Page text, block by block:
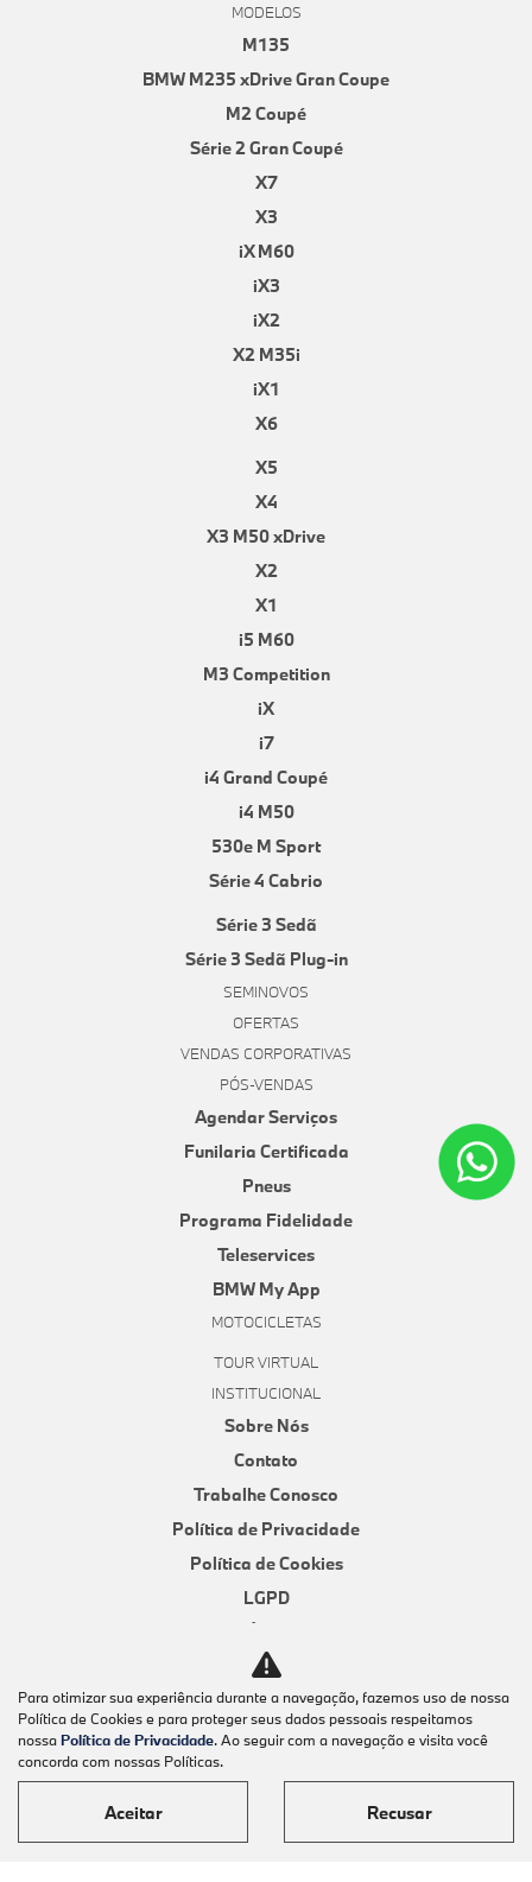
MODELOS
M135
BMW M235 xDrive Gran Coupe
M2 Coupé
Série 2 Gran Coupé
X7
X3
iX M60
iX3
iX2
X2 M35i
iX1
X6
X5
X4
X3 M50 xDrive
X2
X1
i5 M60
M3 Competition
iX
i7
i4 Grand Coupé
i4 M50
530e M Sport
Série 4 Cabrio
Série 3 Sedã
Série 3 Sedã Plug-in
SEMINOVOS
OFERTAS
VENDAS CORPORATIVAS
PÓS-VENDAS
Agendar Serviços
Funilaria Certificada
Pneus
Programa Fidelidade
Teleservices
BMW My App
MOTOCICLETAS
TOUR VIRTUAL
INSTITUCIONAL
Sobre Nós
Contato
Trabalhe Conosco
Política de Privacidade
Política de Cookies
LGPD
Canal de Denúncias
Canal de Ouvidoria
AVALIAÇÃO ONLINE
COMPARATIVO
Para otimizar sua experiência durante a navegação, fazemos uso de nossa
Política de Cookies e para proteger seus dados pessoais respeitamos
nossaPolítica de Privacidade. Ao seguir com a navegação e visita você
concorda com nossas Políticas.
Aceitar Recusar